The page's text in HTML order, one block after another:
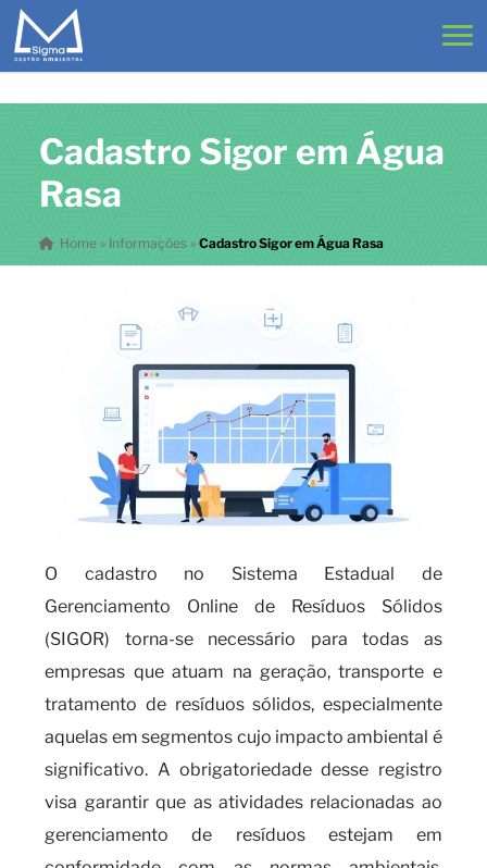
Cadastro Sigor em Água
Rasa
Home» Informações » Cadastro Sigor em Água Rasa
O cadastro no Sistema Estadual de
Gerenciamento Online de Resíduos Sólidos
(SIGOR) torna-se necessário para todas as
empresas que atuam na geração, transporte e
tratamento de resíduos sólidos, especialmente
aquelas em segmentos cujo impacto ambiental é
significativo. A obrigatoriedade desse registro
visa garantir que as atividades relacionadas ao
gerenciamento de resíduos estejam em